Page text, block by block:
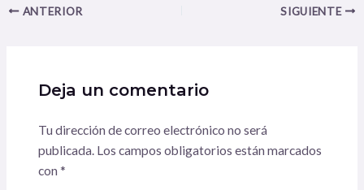
ANTERIOR SIGUIENTE
Deja un comentario
Tu dirección de correo electrónico no será
publicada. Los campos obligatorios están marcados
con *